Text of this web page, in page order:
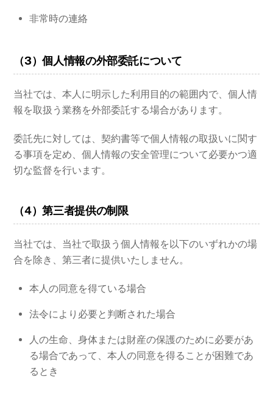
非常時の連絡
（3）個人情報の外部委託について
当社では、本人に明示した利用目的の範囲内で、個人情
報を取扱う業務を外部委託する場合があります。
委託先に対しては、契約書等で個人情報の取扱いに関す
る事項を定め、個人情報の安全管理について必要かつ適
切な監督を行います。
（4）第三者提供の制限
当社では、当社で取扱う個人情報を以下のいずれかの場
合を除き、第三者に提供いたしません。
本人の同意を得ている場合
法令により必要と判断された場合
人の生命、身体または財産の保護のために必要があ
る場合であって、本人の同意を得ることが困難であ
るとき